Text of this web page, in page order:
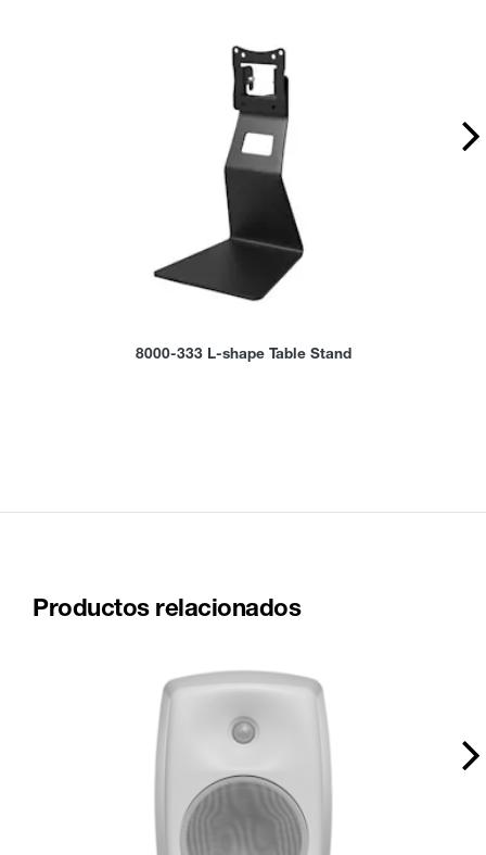
8000-333 L-shape Table Stand
Productos relacionados